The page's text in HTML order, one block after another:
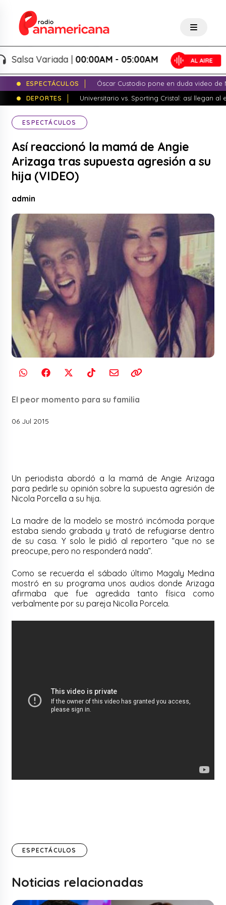
Variada |00:00AM - 05:00AM
ESPECTÁCULOS
Óscar Custodio pone en duda video de
DEPORTES
Universitario vs. Sporting Cristal: así llegan al
ESPECTÁCULOS
Así reaccionó la mamá de Angie
Arizaga tras supuesta agresión a su
hija (VIDEO)
admin
El peor momento para su familia
06 Jul 2015
Un periodista abordó a la mamá de Angie Arizaga
para pedirle su opinión sobre la supuesta agresión de
Nicola Porcella a su hija.
La madre de la modelo se mostró incómoda porque
estaba siendo grabada y trató de refugiarse dentro
de su casa. Y solo le pidió al reportero “que no se
preocupe, pero no responderá nada”.
Como se recuerda el sábado último Magaly Medina
mostró en su programa unos audios donde Arizaga
afirmaba que fue agredida tanto física como
verbalmente por su pareja Nicolla Porcela.
ESPECTÁCULOS
Noticias relacionadas